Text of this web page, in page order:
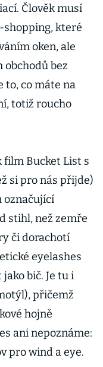
Člověk musí
shopping, které
oken, ale
obchodů bez
to, co máte na
totiž roucho
film Bucket List s
si pro nás přijde)
označující
stihl, než zemře
či dorachotí
eyelashes
bič. Je tu i
přičemž
hojně
ani nepoznáme:
pro wind a eye.